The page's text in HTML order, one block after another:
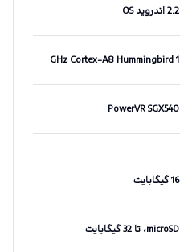
2.2 اندروید OS
1 GHz Cortex-A8 Hummingbird
PowerVR SGX540
16 گیگابایت
microSD، تا 32 گیگابایت